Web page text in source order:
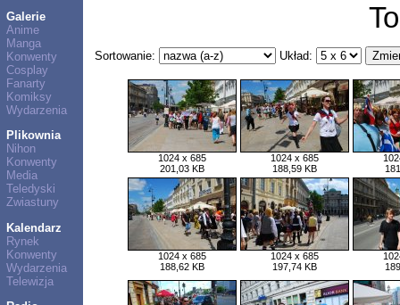
Galerie
Anime
Manga
Konwenty
Cosplay
Fanarty
Komiksy
Wydarzenia
Plikownia
Nihon
Konwenty
Media
Teledyski
Zwiastuny
Kalendarz
Rynek
Konwenty
Wydarzenia
Telewizja
Sortowanie: Układ:
1024 x 685
201,03 KB
1024 x 685
188,59 KB
1024 x 685
188,62 KB
1024 x 685
197,74 KB